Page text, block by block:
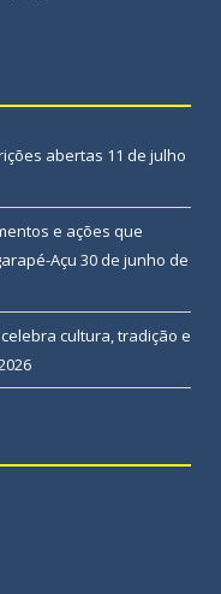
abertas 11 de julho
e ações que
Açu 30 de junho de
cultura, tradição e